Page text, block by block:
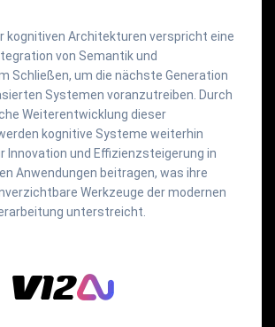
kognitiven Architekturen verspricht eine
von Semantik und
Schließen, um die nächste Generation
Systemen voranzutreiben. Durch
Weiterentwicklung dieser
kognitive Systeme weiterhin
Innovation und Effizienzsteigerung in
Anwendungen beitragen, was ihre
Werkzeuge der modernen
unterstreicht.